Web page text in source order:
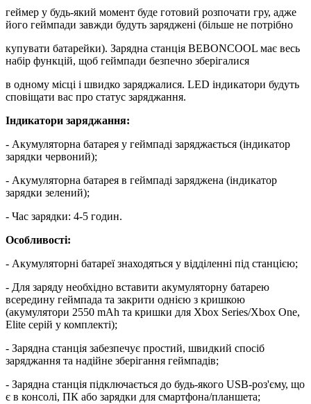
геймер у будь-який момент буде готовий розпочати гру, адже
його геймпади завжди будуть заряджені (більше не потрібно
купувати батарейки). Зарядна станція BEBONCOOL має весь
набір функцій, щоб геймпади безпечно зберігалися
в одному місці і швидко заряджалися. LED індикатори будуть
сповіщати вас про статус заряджання.
Індикатори заряджання:
- Акумуляторна батарея у геймпаді заряджається (індикатор
зарядки червоний);
- Акумуляторна батарея в геймпаді заряджена (індикатор
зарядки зелений);
- Час зарядки: 4-5 годин.
Особливості:
- Акумуляторні батареї знаходяться у відділенні під станцією;
- Для заряду необхідно вставити акумуляторну батарею
всередину геймпада та закрити однією з кришкою
(акумулятори 2550 mAh та кришки для Xbox Series/Xbox One,
Elite серій у комплекті);
- Зарядна станція забезпечує простий, швидкий спосіб
заряджання та надійне зберігання геймпадів;
- Зарядна станція підключається до будь-якого USB-роз'єму, що
є в консолі, ПК або зарядки для смартфона/планшета;